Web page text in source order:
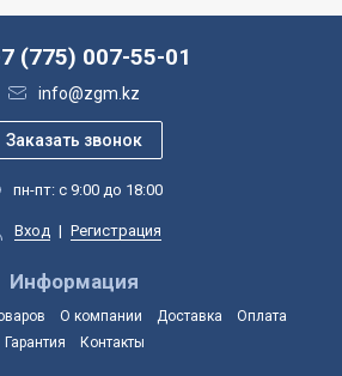
(775) 007-55-01
info@zgm.kz
пн-пт: с 9:00 до 18:00
Вход | Регистрация
Информация
О компании Доставка
Оплата
Гарантия
Контакты